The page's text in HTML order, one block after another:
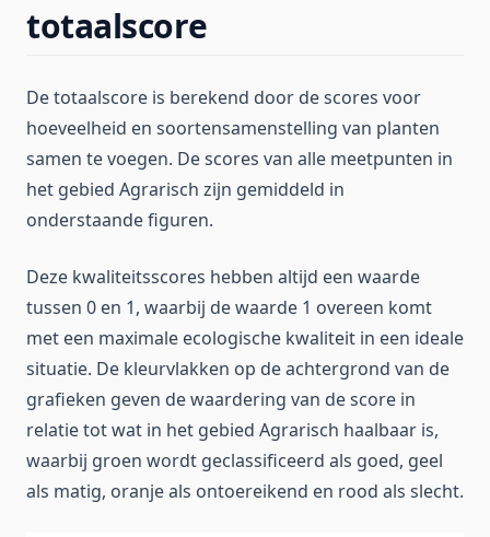
totaalscore
De totaalscore is berekend door de scores voor
hoeveelheid en soortensamenstelling van planten
samen te voegen. De scores van alle meetpunten in
het gebied Agrarisch zijn gemiddeld in
onderstaande figuren.
Deze kwaliteitsscores hebben altijd een waarde
tussen 0 en 1, waarbij de waarde 1 overeen komt
met een maximale ecologische kwaliteit in een ideale
situatie. De kleurvlakken op de achtergrond van de
grafieken geven de waardering van de score in
relatie tot wat in het gebied Agrarisch haalbaar is,
waarbij groen wordt geclassificeerd als goed, geel
als matig, oranje als ontoereikend en rood als slecht.